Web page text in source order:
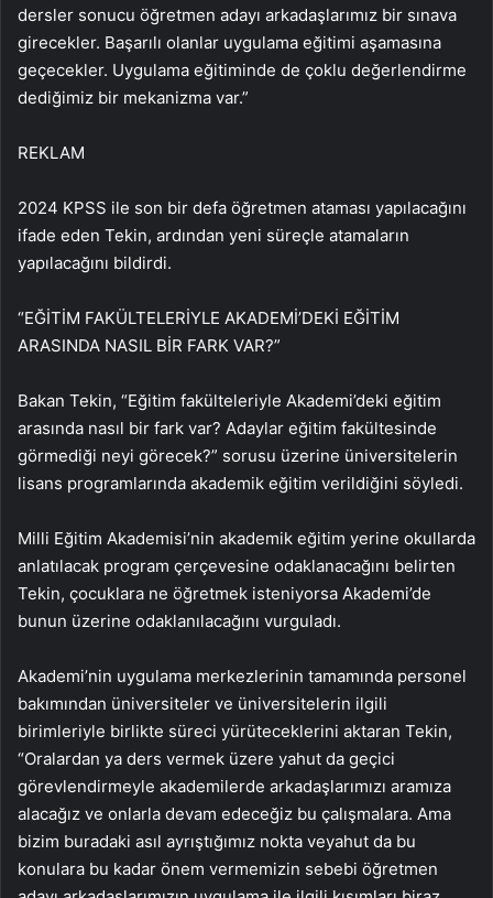
dersler sonucu öğretmen adayı arkadaşlarımız bir sınava
girecekler. Başarılı olanlar uygulama eğitimi aşamasına
geçecekler. Uygulama eğitiminde de çoklu değerlendirme
dediğimiz bir mekanizma var.”
REKLAM
2024 KPSS ile son bir defa öğretmen ataması yapılacağını
ifade eden Tekin, ardından yeni süreçle atamaların
yapılacağını bildirdi.
“EĞİTİM FAKÜLTELERİYLE AKADEMİ’DEKİ EĞİTİM
ARASINDA NASIL BİR FARK VAR?”
Bakan Tekin, “Eğitim fakülteleriyle Akademi’deki eğitim
arasında nasıl bir fark var? Adaylar eğitim fakültesinde
görmediği neyi görecek?” sorusu üzerine üniversitelerin
lisans programlarında akademik eğitim verildiğini söyledi.
Milli Eğitim Akademisi’nin akademik eğitim yerine okullarda
anlatılacak program çerçevesine odaklanacağını belirten
Tekin, çocuklara ne öğretmek isteniyorsa Akademi’de
bunun üzerine odaklanılacağını vurguladı.
Akademi’nin uygulama merkezlerinin tamamında personel
bakımından üniversiteler ve üniversitelerin ilgili
birimleriyle birlikte süreci yürüteceklerini aktaran Tekin,
“Oralardan ya ders vermek üzere yahut da geçici
görevlendirmeyle akademilerde arkadaşlarımızı aramıza
alacağız ve onlarla devam edeceğiz bu çalışmalara. Ama
bizim buradaki asıl ayrıştığımız nokta veyahut da bu
konulara bu kadar önem vermemizin sebebi öğretmen